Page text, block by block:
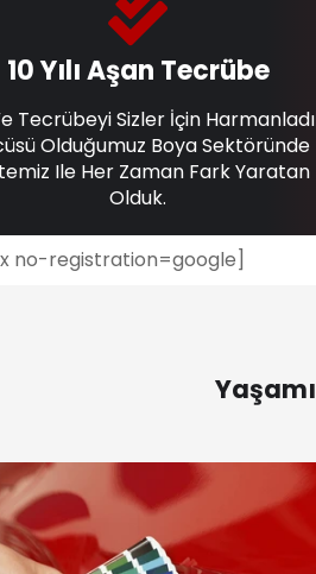
10 Yılı Aşan Tecrübe
Tecrübeyi Sizler İçin
Olduğumuz Boya Sektöründe
Ile Her Zaman Fark Yaratan
Olduk.
no-registration=google]